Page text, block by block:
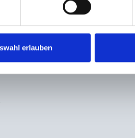
erlauben